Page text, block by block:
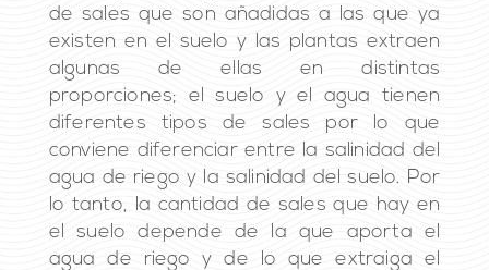
de sales que son añadidas a las que ya
existen en el suelo y las plantas extraen
algunas de ellas en distintas
proporciones; el suelo y el agua tienen
diferentes tipos de sales por lo que
conviene diferenciar entre la salinidad del
agua de riego y la salinidad del suelo. Por
lo tanto, la cantidad de sales que hay en
el suelo depende de la que aporta el
agua de riego y de lo que extraiga el